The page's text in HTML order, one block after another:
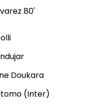
80'
Doukara
(Inter)